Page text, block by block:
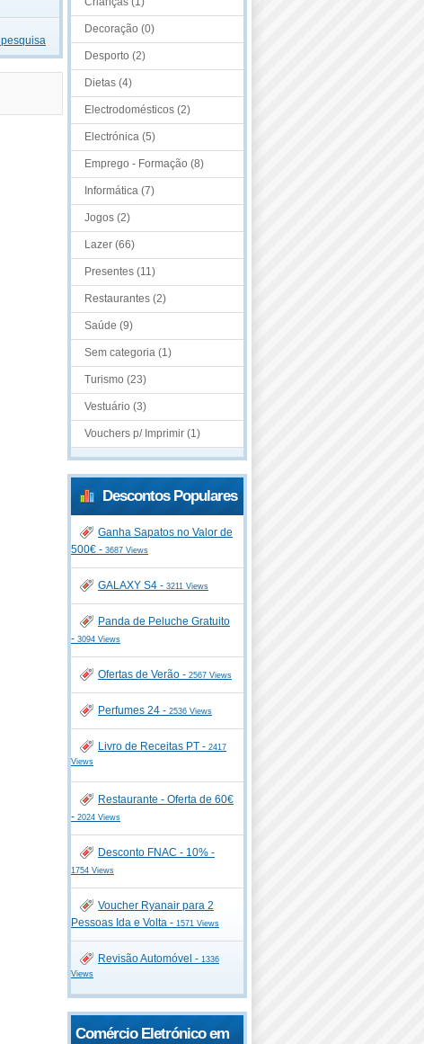
Decoração (0)
Desporto (2)
Dietas (4)
Electrodomésticos (2)
Electrónica (5)
Emprego - Formação (8)
Informática (7)
Jogos (2)
Lazer (66)
Presentes (11)
Restaurantes (2)
Saúde (9)
Sem categoria (1)
Turismo (23)
Vestuário (3)
Vouchers p/ Imprimir (1)
Descontos Populares
Ganha Sapatos no Valor de
500€ - 3687 Views
GALAXY S4 - 3211 Views
Panda de Peluche Gratuito
- 3094 Views
Ofertas de Verão - 2567 Views
Perfumes 24 - 2536 Views
Livro de Receitas PT - 2417
Views
Restaurante - Oferta de 60€
- 2024 Views
Desconto FNAC - 10% -
1754 Views
Voucher Ryanair para 2
Pessoas Ida e Volta - 1571 Views
Revisão Automóvel - 1336
Views
Comércio Eletrónico em